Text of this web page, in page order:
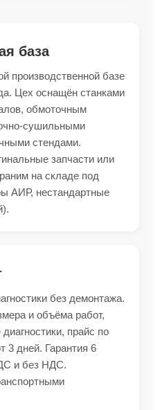
база
производственной базе
Цех оснащён станками
обмоточным
сушильными
стендами.
запчасти или
на складе под
АИР, нестандартные
без демонтажа.
и объёма работ,
прайс по
3 дней. Гарантия 6
и без НДС.